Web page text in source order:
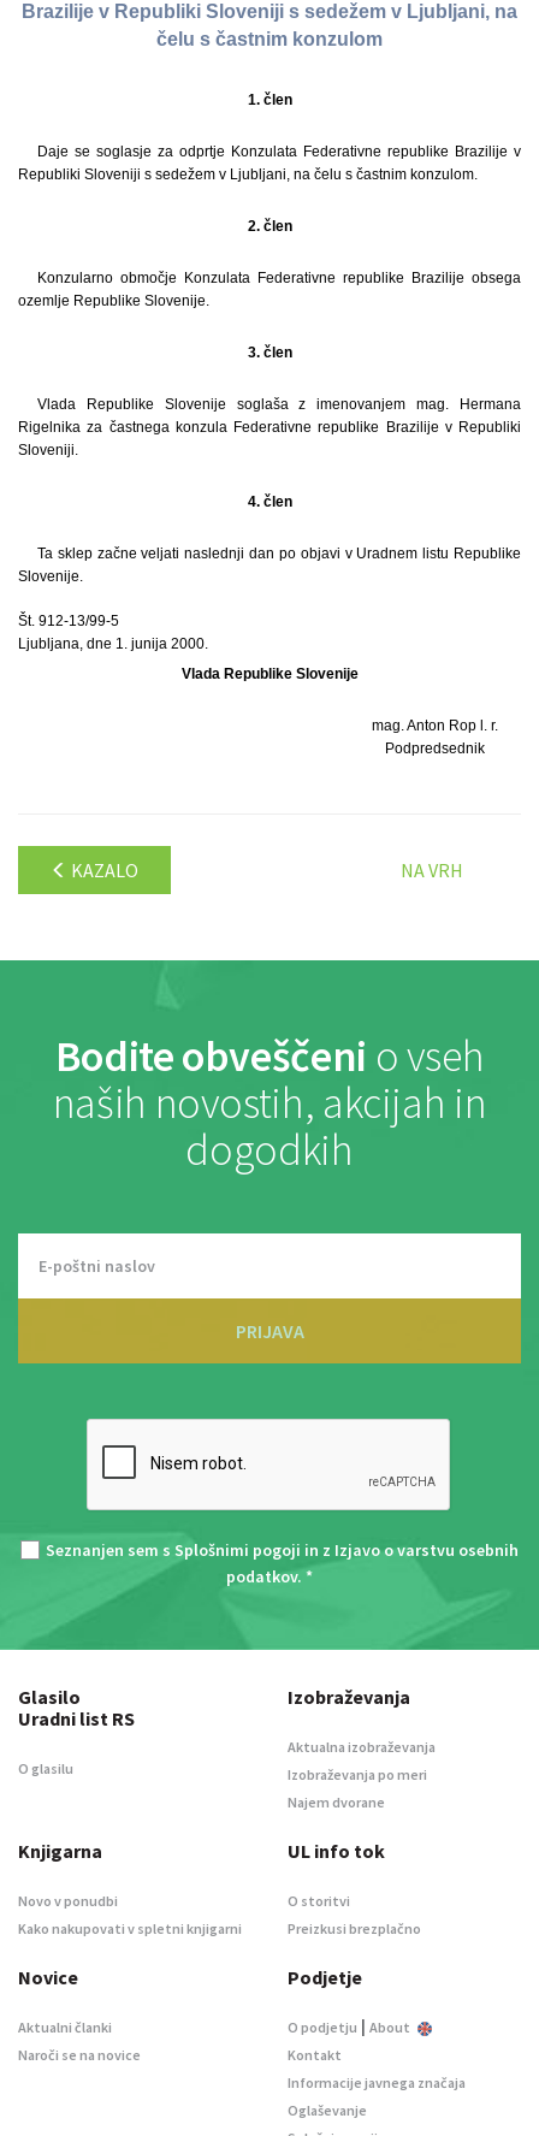
Brazilije v Republiki Sloveniji s sedežem v Ljubljani, na
čelu s častnim konzulom
1. člen
Daje se soglasje za odprtje Konzulata Federativne republike Brazilije v
Republiki Sloveniji s sedežem v Ljubljani, na čelu s častnim konzulom.
2. člen
Konzularno območje Konzulata Federativne republike Brazilije obsega
ozemlje Republike Slovenije.
3. člen
Vlada Republike Slovenije soglaša z imenovanjem mag. Hermana
Rigelnika za častnega konzula Federativne republike Brazilije v Republiki
Sloveniji.
4. člen
Ta sklep začne veljati naslednji dan po objavi v Uradnem listu Republike
Slovenije.
Št. 912-13/99-5
Ljubljana, dne 1. junija 2000.
Vlada Republike Slovenije
mag. Anton Rop l. r.
Podpredsednik
KAZALO NA VRH
Bodite obveščeni o vseh
naših novostih, akcijah in
dogodkih
PRIJAVA
Seznanjen sem s Splošnimi pogoji in z Izjavo o varstvu osebnih
podatkov. *
Glasilo
Uradni list RS
O glasilu
Izobraževanja
Aktualna izobraževanja
Izobraževanja po meri
Najem dvorane
Knjigarna
Novo v ponudbi
Kako nakupovati v spletni knjigarni
UL info tok
O storitvi
Preizkusi brezplačno
Novice
Aktualni članki
Naroči se na novice
Podjetje
O podjetju | About
Kontakt
Informacije javnega značaja
Oglaševanje